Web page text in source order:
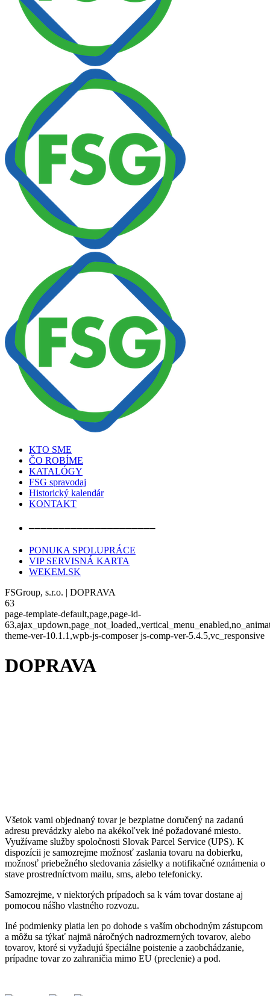
KTO SME
ČO ROBÍME
KATALÓGY
FSG spravodaj
Historický kalendár
KONTAKT
–––––––––––––––––––––
PONUKA SPOLUPRÁCE
VIP SERVISNÁ KARTA
WEKEM.SK
FSGroup, s.r.o. | DOPRAVA
63
page-template-default,page,page-id-
theme-ver-10.1.1,wpb-js-composer js-comp-ver-5.4.5,vc_responsive
DOPRAVA
Všetok vami objednaný tovar je bezplatne doručený na zadanú
adresu prevádzky alebo na akékoľvek iné požadované miesto.
Využívame služby spoločnosti Slovak Parcel Service (UPS). K
dispozícii je samozrejme možnosť zaslania tovaru na dobierku,
možnosť priebežného sledovania zásielky a notifikačné oznámenia o
stave prostredníctvom mailu, sms, alebo telefonicky.
Samozrejme, v niektorých prípadoch sa k vám tovar dostane aj
pomocou nášho vlastného rozvozu.
Iné podmienky platia len po dohode s vaším obchodným zástupcom
a môžu sa týkať najmä náročných nadrozmerných tovarov, alebo
tovarov, ktoré si vyžadujú špeciálne poistenie a zaobchádzanie,
prípadne tovar zo zahraničia mimo EU (preclenie) a pod.